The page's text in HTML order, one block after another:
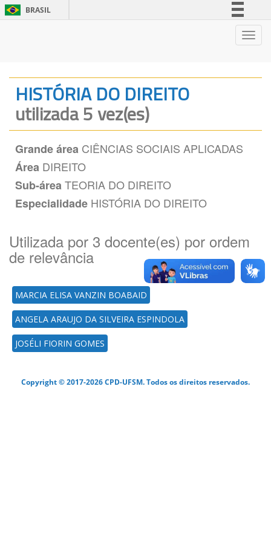
BRASIL
Legislação
HISTÓRIA DO DIREITO
utilizada 5 vez(es)
Grande área CIÊNCIAS SOCIAIS APLICADAS
Área DIREITO
Sub-áreaTEORIA DO DIREITO
Especialidade HISTÓRIA DO DIREITO
Utilizada por 3 docente(es) por ordem
de relevância
MARCIA ELISA VANZIN BOABAID
ANGELA ARAUJO DA SILVEIRA ESPINDOLA
JOSÉLI FIORIN GOMES
Copyright © 2017-2026 CPD-UFSM. Todos os direitos reservados.